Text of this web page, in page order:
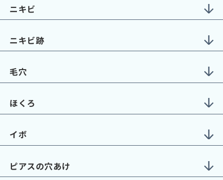
ニキビ
ニキビ跡
毛穴
ほくろ
イボ
ピアスの穴あけ